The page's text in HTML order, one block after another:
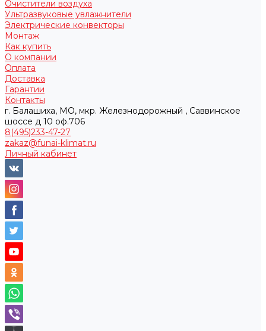
Очистители воздуха
Ультразвуковые увлажнители
Электрические конвекторы
Монтаж
Как купить
О компании
Оплата
Доставка
Гарантии
Контакты
г. Балашиха, МО, мкр. Железнодорожный , Саввинское
шоссе д 10 оф.706
8(495)233-47-27
zakaz@funai-klimat.ru
Личный кабинет